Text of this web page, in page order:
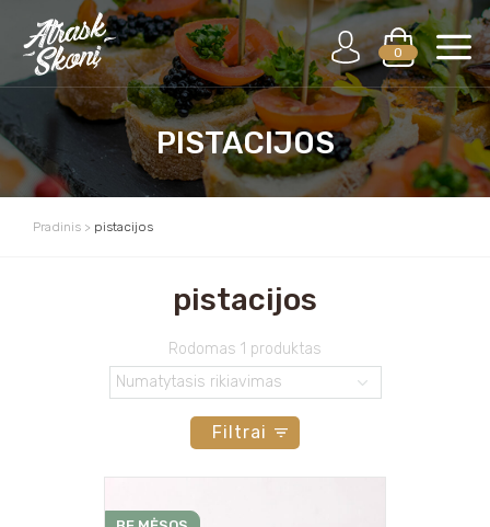
0
PISTACIJOS
Pradinis > pistacijos
pistacijos
Rodomas 1 produktas
Filtrai